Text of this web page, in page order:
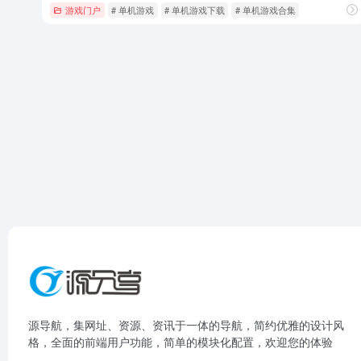
游戏门户 # 单机游戏 # 单机游戏下载 # 单机游戏合集
源导航，集网址、资源、资讯于一体的导航，简约优雅的设计风
格，全面的前端用户功能，简单的模块化配置，欢迎您的体验